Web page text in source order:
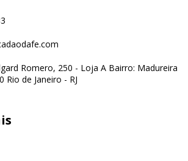
Romero, 250 - Loja A Bairro: Madureira
Rio de Janeiro - RJ